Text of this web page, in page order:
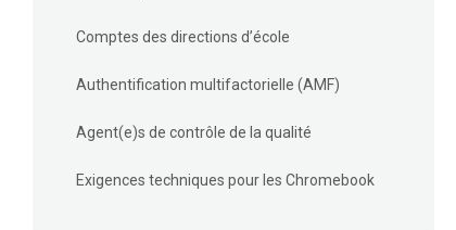
Comptes des directions d’école
Authentification multifactorielle (AMF)
Agent(e)s de contrôle de la qualité
Exigences techniques pour les Chromebook